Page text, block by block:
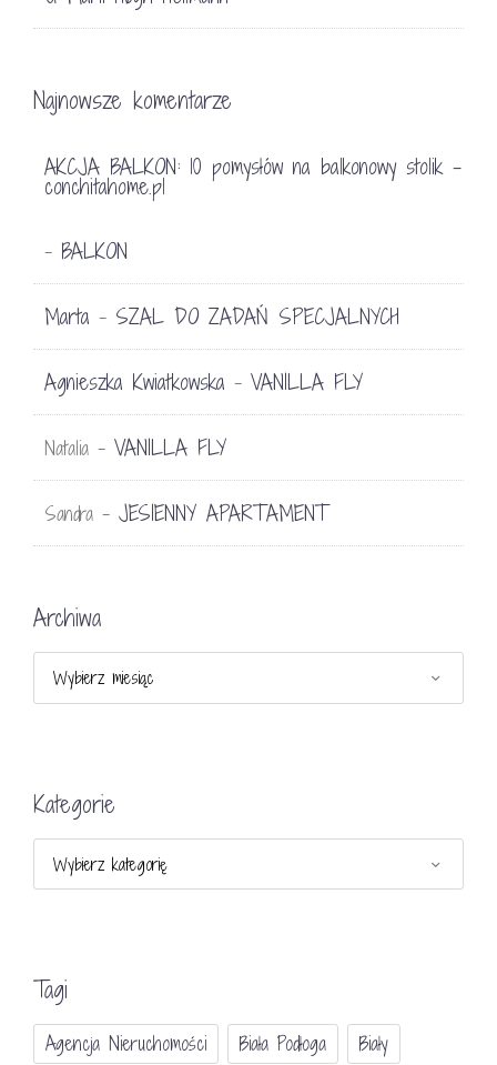
Najnowsze komentarze
AKCJA BALKON: 10 pomysłów na balkonowy stolik -
conchitahome.pl
- BALKON
Marta - SZAL DO ZADAŃ SPECJALNYCH
Agnieszka Kwiatkowska - VANILLA FLY
Natalia - VANILLA FLY
Sandra - JESIENNY APARTAMENT
Archiwa
Kategorie
Tagi
Agencja Nieruchomości Biała Podłoga
Biały